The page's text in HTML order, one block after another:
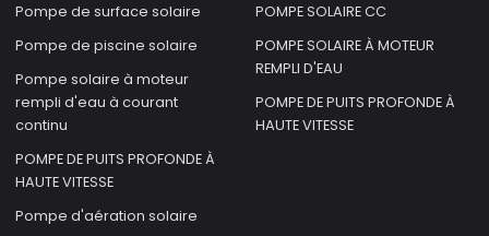
Pompe de surface solaire
Pompe de piscine solaire
Pompe solaire à moteur
rempli d'eau à courant
continu
POMPE DE PUITS PROFONDE À
HAUTE VITESSE
Pompe d'aération solaire
POMPE SOLAIRE CC
POMPE SOLAIRE À MOTEUR
REMPLI D'EAU
POMPE DE PUITS PROFONDE À
HAUTE VITESSE